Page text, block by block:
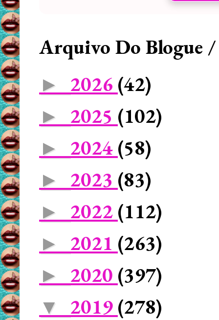
Arquivo Do Blogue
► 2026 (42)
► 2025 (102)
► 2024 (58)
► 2023 (83)
► 2022 (112)
► 2021 (263)
► 2020 (397)
▼ 2019 (278)